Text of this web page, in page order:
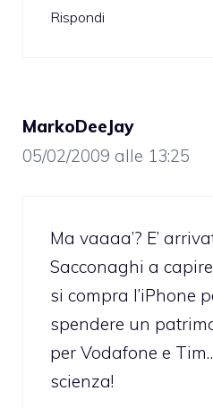
Rispondi
MarkoDeeJay
05/02/2009 alle 13:25
Ma vaaaa’? E’
Sacconaghi a
si compra l’iPhone
spendere un
per Vodafone e
scienza!